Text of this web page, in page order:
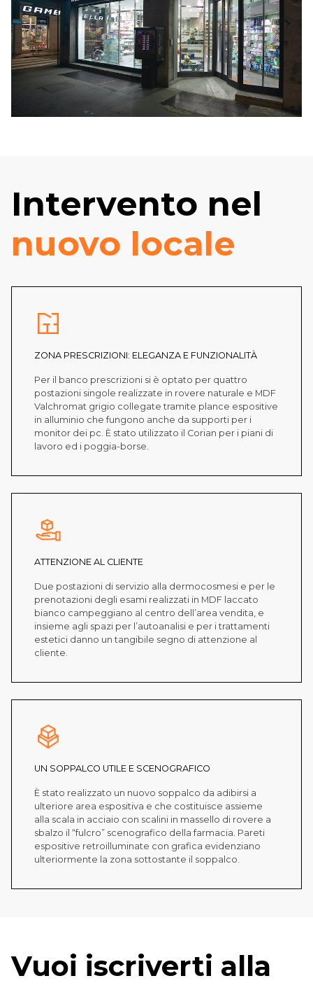
Intervento nel
nuovo locale
ZONA PRESCRIZIONI: ELEGANZA E FUNZIONALITÀ
Per il banco prescrizioni si è optato per quattro
postazioni singole realizzate in rovere naturale e MDF
Valchromat grigio collegate tramite plance espositive
in alluminio che fungono anche da supporti per i
monitor dei pc. È stato utilizzato il Corian per i piani di
lavoro ed i poggia-borse.
ATTENZIONE AL CLIENTE
Due postazioni di servizio alla dermocosmesi e per le
prenotazioni degli esami realizzati in MDF laccato
bianco campeggiano al centro dell’area vendita, e
insieme agli spazi per l’autoanalisi e per i trattamenti
estetici danno un tangibile segno di attenzione al
cliente.
UN SOPPALCO UTILE E SCENOGRAFICO
È stato realizzato un nuovo soppalco da adibirsi a
ulteriore area espositiva e che costituisce assieme
alla scala in acciaio con scalini in massello di rovere a
sbalzo il “fulcro” scenografico della farmacia. Pareti
espositive retroilluminate con grafica evidenziano
ulteriormente la zona sottostante il soppalco.
Vuoi iscriverti alla